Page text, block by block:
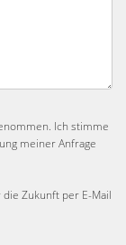
Ich stimme
meiner Anfrage
Zukunft per E-Mail